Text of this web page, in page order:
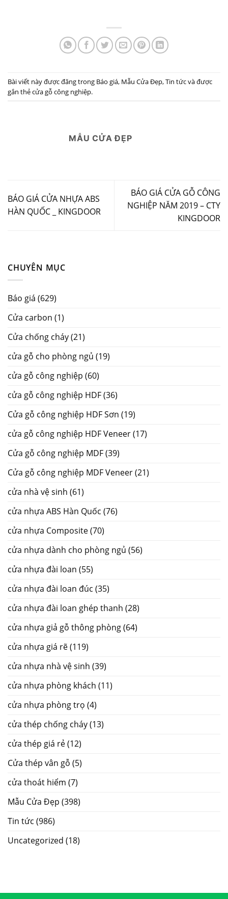
CHUYÊN MỤC
Báo giá (629)
Cửa carbon (1)
Cửa chống cháy(21)
cửa gỗ cho phòng ngủ (19)
cửa gỗ công nghiệp (60)
cửa gỗ công nghiệp HDF(36)
Cửa gỗ công nghiệp HDF Sơn (19)
cửa gỗ công nghiệp HDF Veneer(17)
Cửa gỗ công nghiệp MDF(39)
Cửa gỗ công nghiệp MDF Veneer(21)
cửa nhà vệ sinh (61)
cửa nhựa ABS Hàn Quốc (76)
cửa nhựa Composite(70)
cửa nhựa dành cho phòng ngủ (56)
cửa nhựa đài loan (55)
cửa nhựa đài loan đúc (35)
cửa nhựa đài loan ghép thanh (28)
cửa nhựa giả gỗ thông phòng(64)
cửa nhựa giá rẽ(119)
cửa nhựa nhà vệ sinh (39)
cửa nhựa phòng khách (11)
cửa nhựa phòng trọ (4)
cửa thép chống cháy(13)
cửa thép giá rẻ(12)
Cửa thép vân gỗ (5)
cửa thoát hiểm (7)
Mẫu Cửa Đẹp (398)
Tin tức (986)
Uncategorized (18)
Bài viết này được đăng trong Báo giá, Mẫu Cửa Đẹp,Tin tứcvà được
gắn thẻcửa gỗ công nghiệp.
MẪU CỬA ĐẸP
BÁO GIÁ CỬA NHỰA ABS
HÀN QUỐC _ KINGDOOR
BÁO GIÁ CỬA GỖ CÔNG
NGHIỆP NĂM 2019 – CTY
KINGDOOR